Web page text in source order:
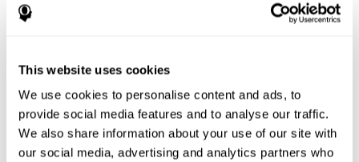
This website uses cookies
We use cookies to personalise content and ads, to
provide social media features and to analyse our traffic.
We also share information about your use of our site with
our social media, advertising and analytics partners who
des Services ne contient aucune indication que les Services est ou
devrait être considéré comme un dispositif médical par la Food
Les Services n'est pas prévu pour fournir un diagnostic, pour
traiter, guérir ou empêcher toute maladie. Nous ne sommes pas
responsables de la précision, de la fiabilité, de l'accessibilité, de
l'efficacité ou de l'utilisation correcte des données que vous
recevez par l'intermédiaire des Services. En cas de doute, veuillez